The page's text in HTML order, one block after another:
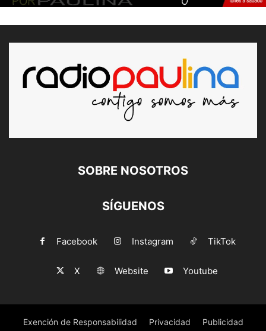
SOBRE NOSOTROS
SÍGUENOS
Facebook Instagram TikTok
X Website Youtube
Exención de Responsabilidad Privacidad Publicidad